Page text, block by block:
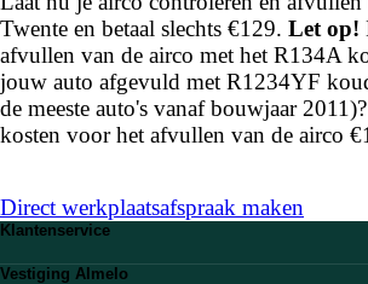
Twente en betaal slechts €129. Let op!
afvullen van de airco met het R134A
jouw auto afgevuld met R1234YF
de meeste auto's vanaf bouwjaar
kosten voor het afvullen van de airco
Direct werkplaatsafspraak maken
Klantenservice
Stuur ons een WhatsApp
Vestiging Almelo